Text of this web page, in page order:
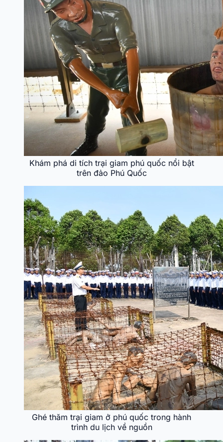
Khám phá di tích trại giam phú quốc nổi bật
trên đảo Phú Quốc
Ghé thăm trại giam ở phú quốc trong hành
trình du lịch về nguồn